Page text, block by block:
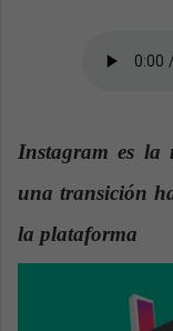
a
l
Instagram es la
una transición
la plataforma